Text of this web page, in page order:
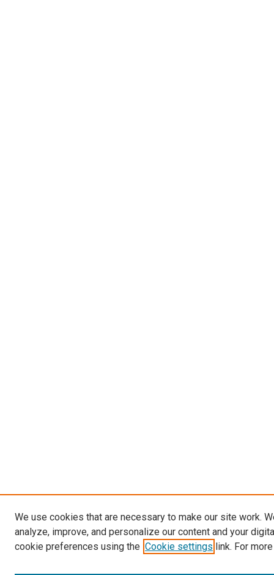
We use cookies that are necessary to make our site work.
analyze, improve, and personalize our content and your
cookie preferences using the Cookie settings link. For